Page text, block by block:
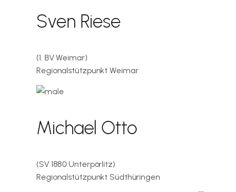
Sven Riese
(1. BV Weimar)
Regionalstützpunkt Weimar
Michael Otto
(SV 1880 Unterpörlitz)
Regionalstützpunkt Südthüringen